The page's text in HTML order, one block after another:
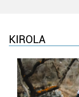
KIROLA